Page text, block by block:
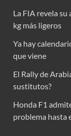
La FIA revela
kg más ligeros
Ya hay
que viene
El Rally de
sustitutos?
Honda F1
problema hasta